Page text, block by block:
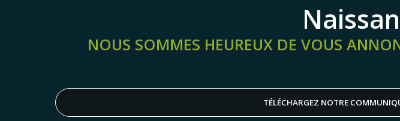
NOUS SOMMES HEUREUX DE VOUS
TÉLÉCHARGEZ NOTRE